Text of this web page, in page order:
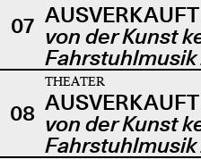
07 von der Kunst
08
THEATER
von der Kunst